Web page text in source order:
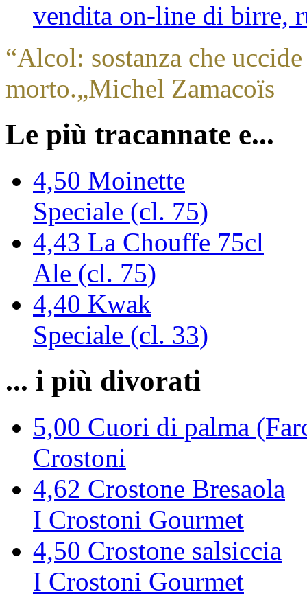
vendita on-line di birre,
“Alcol: sostanza che
morto.„Michel Zamacoïs
Le più tracannate e...
4,50 Moinette
Speciale (cl. 75)
4,43 La Chouffe 75cl
Ale (cl. 75)
4,40 Kwak
Speciale (cl. 33)
... i più divorati
5,00 Cuori di palma
Crostoni
4,62 Crostone Bresaola
I Crostoni Gourmet
4,50 Crostone salsiccia
I Crostoni Gourmet